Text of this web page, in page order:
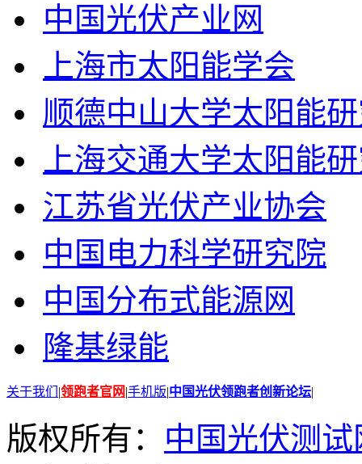
中国光伏产业网
上海市太阳能学会
顺德中山大学太阳能
上海交通大学太阳能
江苏省光伏产业协会
中国电力科学研究院
中国分布式能源网
隆基绿能
关于我们 |领跑者官网|手机版|中国光伏领跑者创新论坛|
版权所有： 中国光伏测试